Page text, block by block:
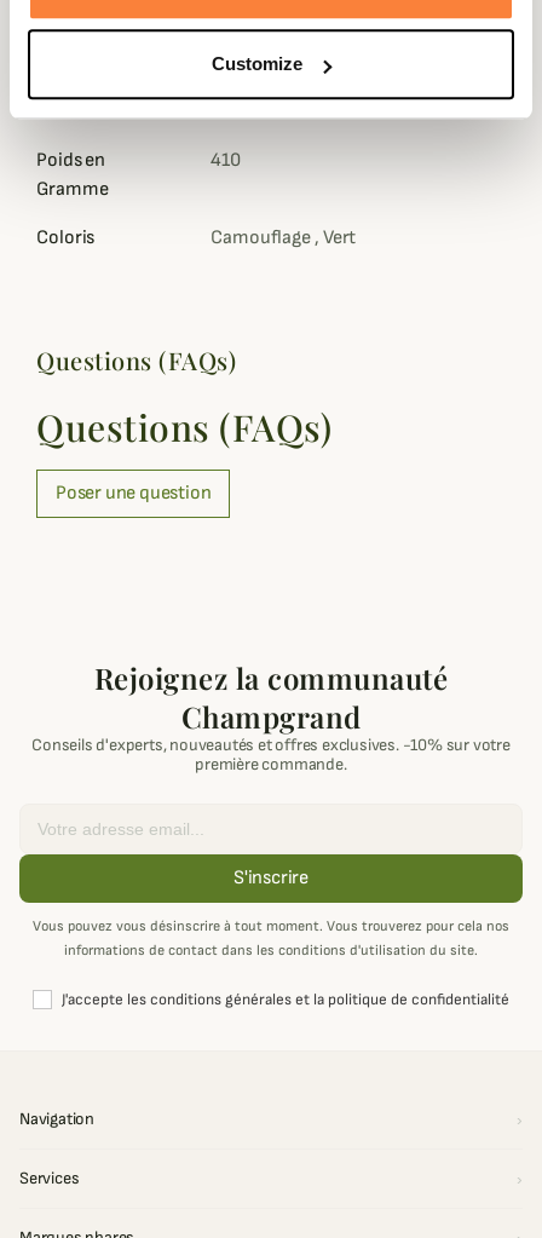
Customize
Ce tapis est lavable en machine.
Fiche technique
Dimensions 100 x 70 cm
Poids en
Gramme
410
Coloris Camouflage , Vert
Questions (FAQs)
Questions (FAQs)
Poser une question
Rejoignez la communauté
Champgrand
Conseils d'experts, nouveautés et offres exclusives. -10% sur votre
première commande.
S'inscrire
Vous pouvez vous désinscrire à tout moment. Vous trouverez pour cela nos
informations de contact dans les conditions d'utilisation du site.
J'accepte les conditions générales et la politique de confidentialité
Navigation
Services